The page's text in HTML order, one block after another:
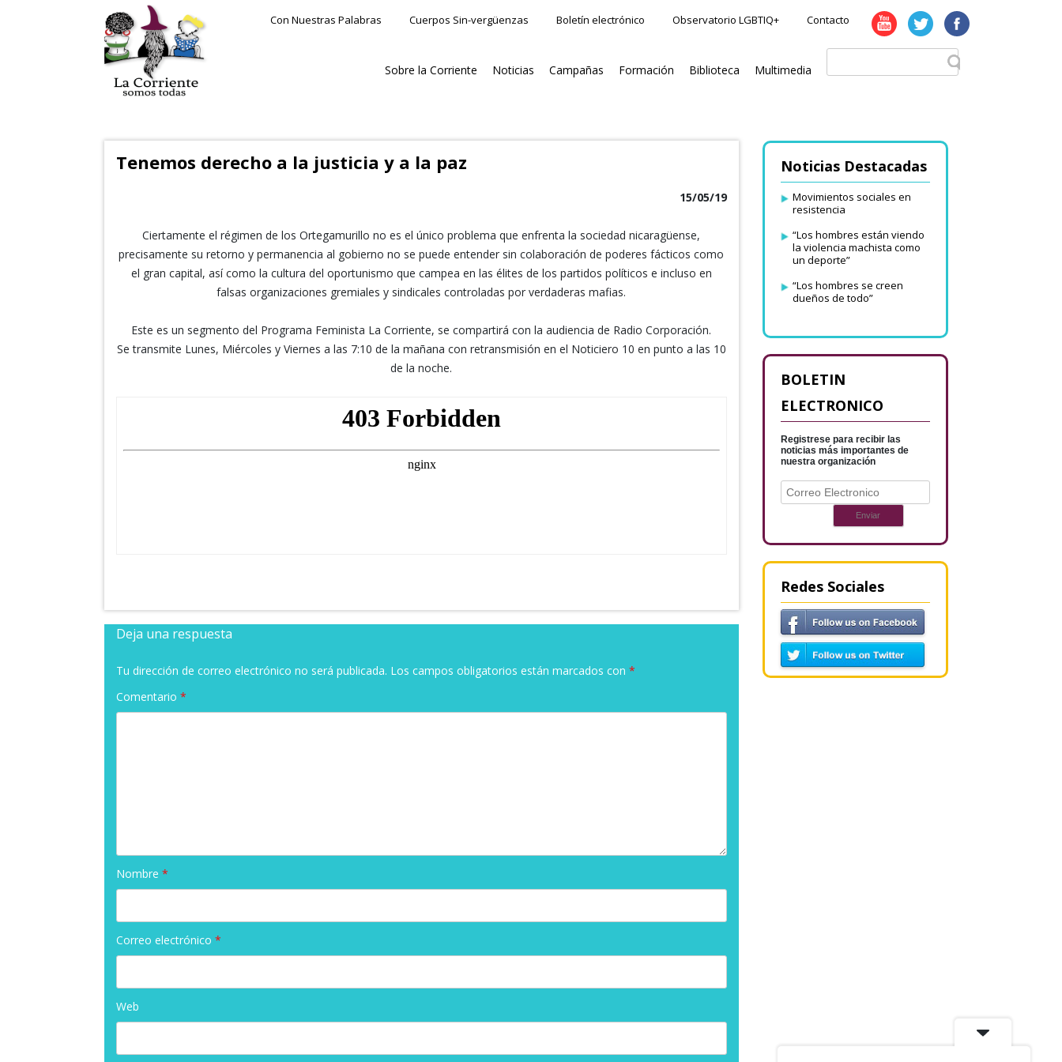
Con Nuestras Palabras Cuerpos Sin-vergüenzas Boletín electrónico Observatorio LGBTIQ+ Contacto
Sobre la Corriente Noticias Campañas Formación Biblioteca Multimedia
Tenemos derecho a la justicia y a la paz
15/05/19
Ciertamente el régimen de los Ortegamurillo no es el único problema que enfrenta la sociedad nicaragüense,
precisamente su retorno y permanencia al gobierno no se puede entender sin colaboración de poderes fácticos como
el gran capital, así como la cultura del oportunismo que campea en las élites de los partidos políticos e incluso en
falsas organizaciones gremiales y sindicales controladas por verdaderas mafias.
Este es un segmento del Programa Feminista La Corriente, se compartirá con la audiencia de Radio Corporación.
Se transmite Lunes, Miércoles y Viernes a las 7:10 de la mañana con retransmisión en el Noticiero 10 en punto a las 10
de la noche.
Deja una respuesta
Tu dirección de correo electrónico no será publicada. Los campos obligatorios están marcados con *
Comentario *
Nombre *
Correo electrónico *
Web
Noticias Destacadas
Movimientos sociales en
resistencia
“Los hombres están viendo
la violencia machista como
un deporte”
“Los hombres se creen
dueños de todo”
BOLETIN
ELECTRONICO
Registrese para recibir las
noticias más importantes de
nuestra organización
Redes Sociales